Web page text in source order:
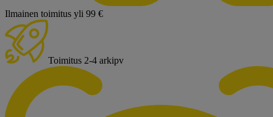
Ilmainen toimitus yli 99 €
Toimitus 2-4 arkipv